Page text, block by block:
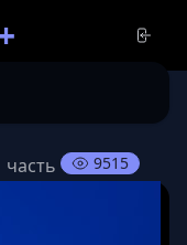
9515